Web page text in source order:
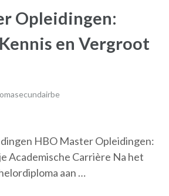
Opleidingen:
en Vergroot
HBO Master Opleidingen:
Academische Carrière Na het
aan …